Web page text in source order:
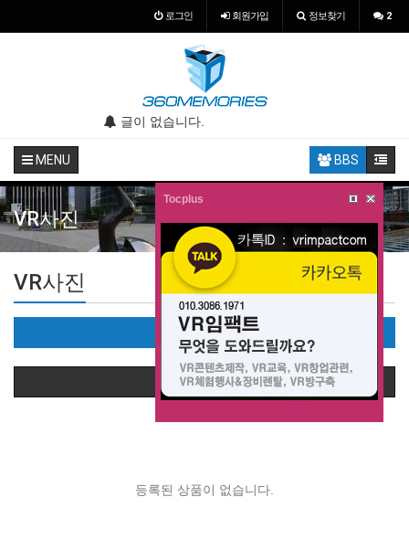
로그인 회원가입 정보찾기 2
글이 없습니다.
MENU BBS
VR사진
VR사진
VR사진(0)
상품정렬
등록된 상품이 없습니다.
Tocplus